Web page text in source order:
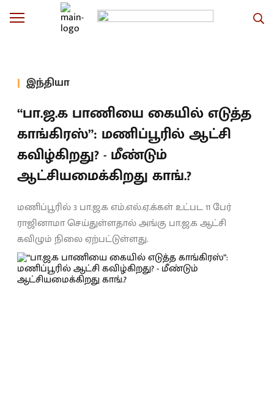
இந்தியா
“பா.ஜ.க பாணியை கையில் எடுத்த
காங்கிரஸ்”: மணிப்பூரில் ஆட்சி
கவிழ்கிறது? - மீண்டும்
ஆட்சியமைக்கிறது காங்.?
மணிப்பூரில் 3 பா.ஜ.க எம்.எல்.ஏ.க்கள் உட்பட 11 பேர்
ராஜினாமா செய்துள்ளதால் அங்கு பா.ஜ.க ஆட்சி
கவிழும் நிலை ஏற்பட்டுள்ளது.